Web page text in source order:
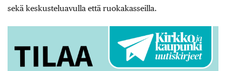
sekä keskusteluavulla että ruokakasseilla.